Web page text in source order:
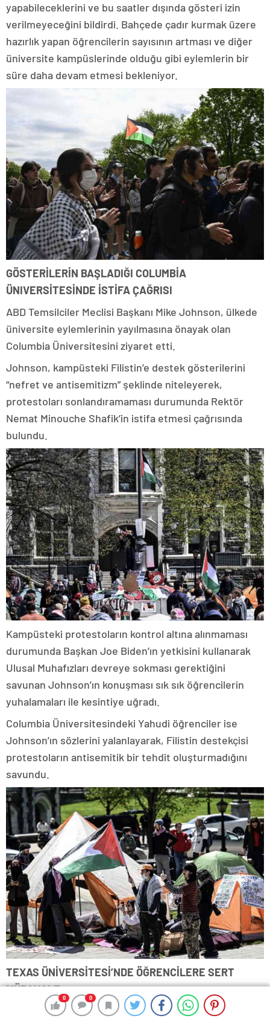
0 0
0 0
0 0
yapabileceklerini ve bu saatler dışında gösteri izin
verilmeyeceğini bildirdi. Bahçede çadır kurmak üzere
hazırlık yapan öğrencilerin sayısının artması ve diğer
üniversite kampüslerinde olduğu gibi eylemlerin bir
süre daha devam etmesi bekleniyor.
GÖSTERİLERİN BAŞLADIĞI COLUMBİA
ÜNIVERSİTESİNDE İSTİFA ÇAĞRISI
ABD Temsilciler Meclisi Başkanı Mike Johnson, ülkede
üniversite eylemlerinin yayılmasına önayak olan
Columbia Üniversitesini ziyaret etti.
Johnson, kampüsteki Filistin’e destek gösterilerini
“nefret ve antisemitizm” şeklinde niteleyerek,
protestoları sonlandıramaması durumunda Rektör
Nemat Minouche Shafik’in istifa etmesi çağrısında
bulundu.
Kampüsteki protestoların kontrol altına alınmaması
durumunda Başkan Joe Biden’ın yetkisini kullanarak
Ulusal Muhafızları devreye sokması gerektiğini
savunan Johnson’ın konuşması sık sık öğrencilerin
yuhalamaları ile kesintiye uğradı.
Columbia Üniversitesindeki Yahudi öğrenciler ise
Johnson’ın sözlerini yalanlayarak, Filistin destekçisi
protestoların antisemitik bir tehdit oluşturmadığını
savundu.
TEXAS ÜNİVERSİTESİ’NDE ÖĞRENCİLERE SERT
MÜDAHALE
Filistin’e destek gösterisi düzenleyen ABD’deki Texas
0 0